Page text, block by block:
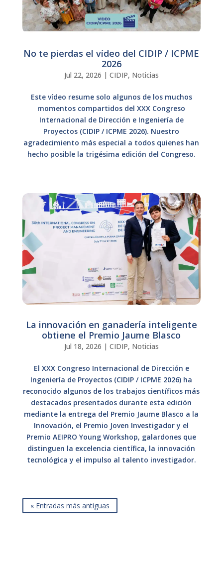
No te pierdas el vídeo del CIDIP / ICPME
2026
Jul 22, 2026 | CIDIP, Noticias
Este vídeo resume solo algunos de los muchos
momentos compartidos del XXX Congreso
Internacional de Dirección e Ingeniería de
Proyectos (CIDIP / ICPME 2026). Nuestro
agradecimiento más especial a todos quienes han
hecho posible la trigésima edición del Congreso.
La innovación en ganadería inteligente
obtiene el Premio Jaume Blasco
Jul 18, 2026 | CIDIP, Noticias
El XXX Congreso Internacional de Dirección e
Ingeniería de Proyectos (CIDIP / ICPME 2026) ha
reconocido algunos de los trabajos científicos más
destacados presentados durante esta edición
mediante la entrega del Premio Jaume Blasco a la
Innovación, el Premio Joven Investigador y el
Premio AEIPRO Young Workshop, galardones que
distinguen la excelencia científica, la innovación
tecnológica y el impulso al talento investigador.
« Entradas más antiguas